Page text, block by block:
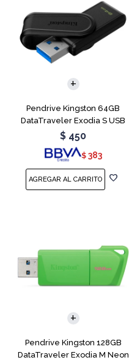
Pendrive Kingston 64GB
DataTraveler Exodia S USB
3.2
$ 450
$ 383
Pendrive Kingston 128GB
DataTraveler Exodia M Neon